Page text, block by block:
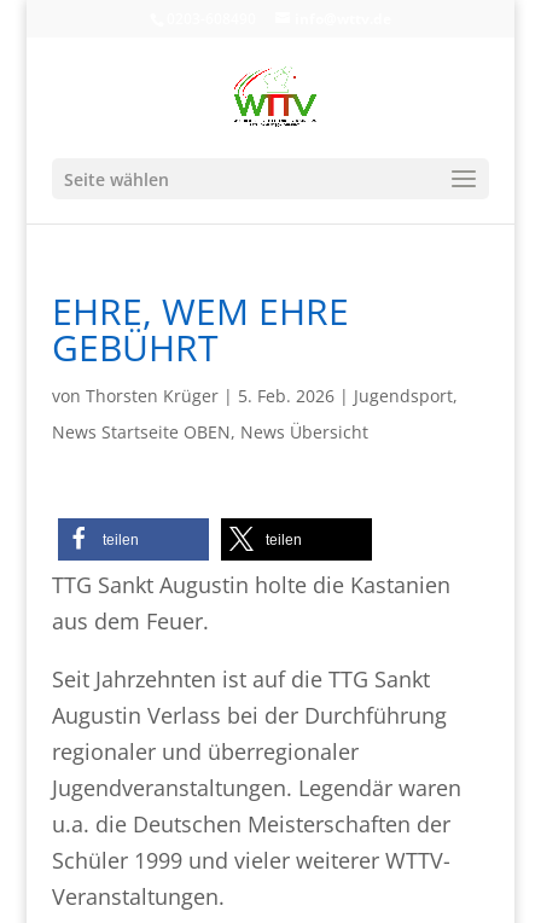
Seite wählen
EHRE, WEM EHRE
GEBÜHRT
von Thorsten Krüger| 5. Feb. 2026| Jugendsport,
News Startseite OBEN, News Übersicht
teilen teilen
TTG Sankt Augustin holte die Kastanien
aus dem Feuer.
Seit Jahrzehnten ist auf die TTG Sankt
Augustin Verlass bei der Durchführung
regionaler und überregionaler
Jugendveranstaltungen. Legendär waren
u.a. die Deutschen Meisterschaften der
Schüler 1999 und vieler weiterer WTTV-
Veranstaltungen.